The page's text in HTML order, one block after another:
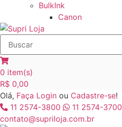
BulkInk
Canon
0 item(s)
R$ 0,00
Olá, Faça Login ou Cadastre-se!
11 2574-3800
11 2574-3700
contato@supriloja.com.br